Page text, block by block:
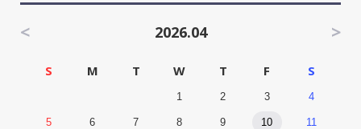
< 2026.04 >
S M T W T F S
1 2 3 4
5 6 7 8 9 10 11